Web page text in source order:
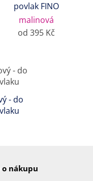
povlak FINO
malinová
od 395 Kč
- do
o nákupu